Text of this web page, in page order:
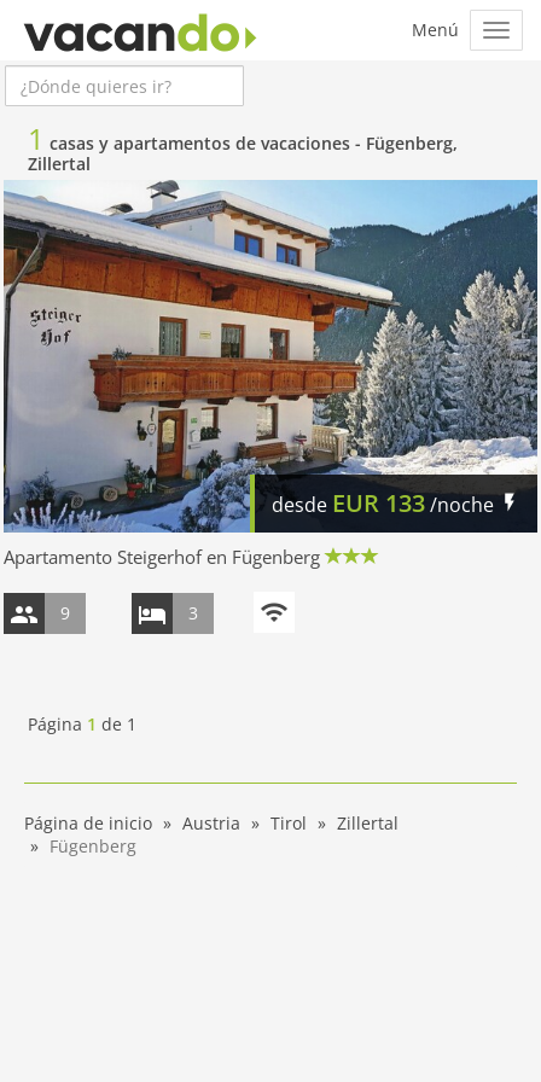
1 casas y apartamentos de vacaciones - Fügenberg,
Zillertal
desde EUR 133/noche
Apartamento Steigerhof en Fügenberg
9 3
Página 1 de 1
Página de inicio Austria Tirol
Zillertal
Fügenberg